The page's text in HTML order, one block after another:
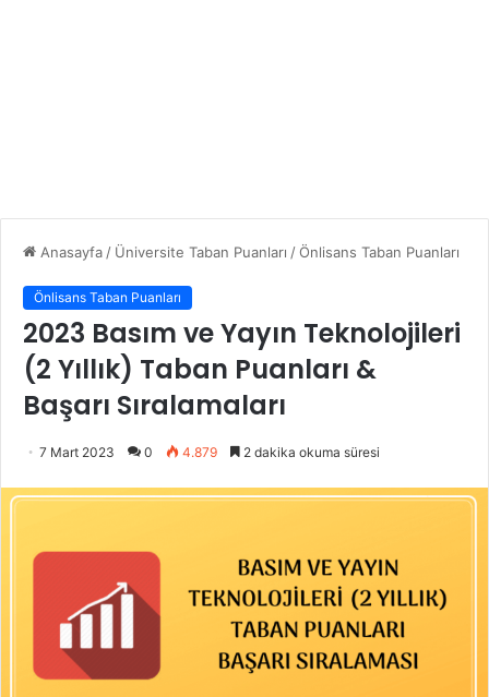
Anasayfa / Üniversite Taban Puanları /Önlisans Taban Puanları
Önlisans Taban Puanları
2023 Basım ve Yayın Teknolojileri
(2 Yıllık) Taban Puanları &
Başarı Sıralamaları
7 Mart 2023 0 4.879 2 dakika okuma süresi